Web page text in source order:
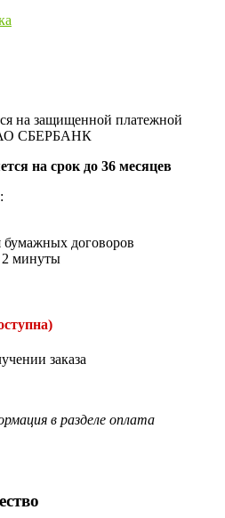
на защищенной платежной
СБЕРБАНК
на срок до 36 месяцев
бумажных договоров
минуты
заказа
в разделе оплата